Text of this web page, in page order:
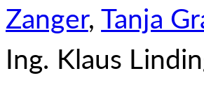
Zanger,Tanja
Ing. Klaus Lin